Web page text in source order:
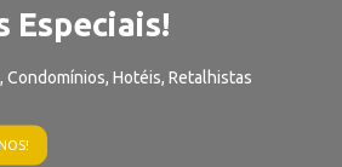
Especiais!
Condomínios, Hotéis, Retalhistas